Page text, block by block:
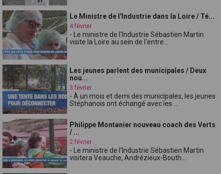
Le Ministre de l'Industrie dans la Loire / Té...
4 février
- Le ministre de l'Industrie Sébastien Martin
visite la Loire au sein de l'entre...
Les jeunes parlent des municipales / Deux
nou...
3 février
- À un mois et demi des municipales, les jeunes
Stéphanois ont échangé avec les ...
Philippe Montanier nouveau coach des Verts
/ ...
2 février
- Le ministre de l'Industrie Sébastien Martin
visitera Veauche, Andrézieux-Bouth...